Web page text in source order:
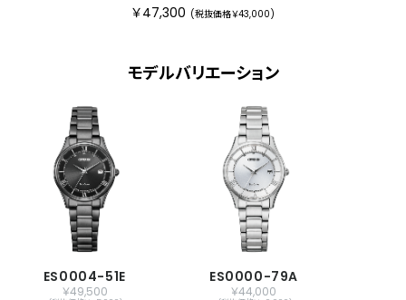
￥47,300 (税抜価格￥43,000)
モデルバリエーション
ES0004-51E
￥49,500
ES0000-79A
￥44,000